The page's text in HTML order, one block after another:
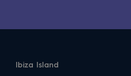
Ibiza Island